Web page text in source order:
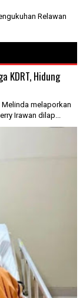
Relawan
KDRT, Hidung
melaporkan
Irawan dilap...